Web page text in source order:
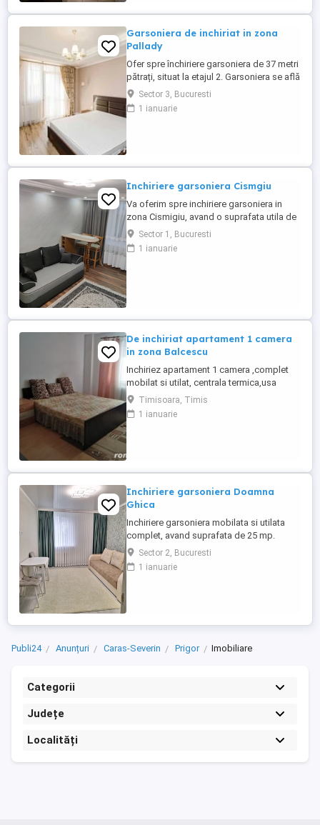
Garsoniera de inchiriat in zona
Pallady
Ofer spre închiriere garsoniera de 37 metri
pătrați, situat la etajul 2. Garsoniera se află
în zona Pallady, putând fi utilizate
mijloacele de transport public pentru a
ajunge la zonele de interes. Garsoniera
Sector 3, Bucuresti
1 ianuarie
Inchiriere garsoniera Cismgiu
Va oferim spre inchiriere garsoniera in
zona Cismigiu, avand o suprafata utila de
30 mp. Garsoniera este complet utilata și
mobilata, la prima inchiriere. Este situata la
etajul 1 din 4. Imobilul este
Sector 1, Bucuresti
1 ianuarie
De inchiriat apartament 1 camera
in zona Balcescu
Inchiriez apartament 1 camera ,complet
mobilat si utilat, centrala termica,usa
metalica,geamuri termopan, parchet,
etc.Imobilul are o suprafata de 30 mp si
se afla la etajul 2 4.
Timisoara, Timis
1 ianuarie
Inchiriere garsoniera Doamna
Ghica
Inchiriere garsoniera mobilata si utilata
complet, avand suprafata de 25 mp.
Garsoniera se afla in zona Doamna Ghica,
in apropiere de mijloacele de transport in
comun si magazine. Garsoniera este la
Sector 2, Bucuresti
1 ianuarie
Publi24 Anunțuri Caras-Severin Prigor Imobiliare
Categorii
Județe
Localități